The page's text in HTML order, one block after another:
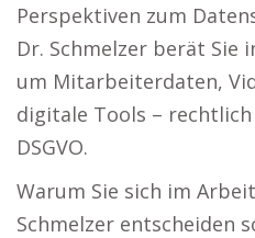
Perspektiven zum
Dr. Schmelzer berät Sie
um Mitarbeiterdaten,
digitale Tools –
DSGVO.
Warum Sie sich im
Schmelzer entscheiden